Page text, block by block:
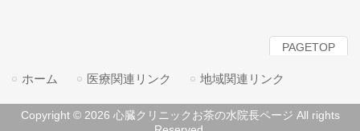
PAGETOP
ホーム 医療関連リンク 地域関連リンク
Copyright © 2026 心臓クリニックお茶の水院長ページ All rights